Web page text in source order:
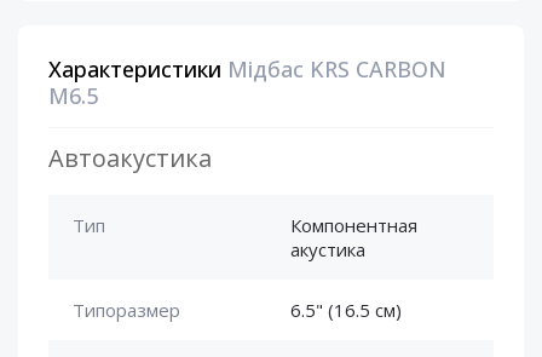
Характеристики Мідбас KRS CARBON
M6.5
Автоакустика
Тип
Компонентная
акустика
Типоразмер 6.5" (16.5 см)